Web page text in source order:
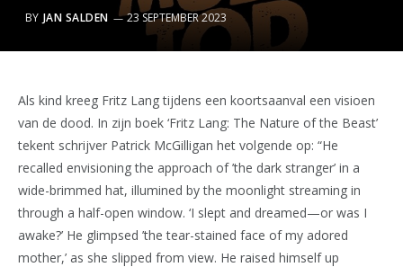
BY JAN SALDEN 23 SEPTEMBER 2023
Als kind kreeg Fritz Lang tijdens een koortsaanval een visioen
van de dood. In zijn boek ‘Fritz Lang: The Nature of the Beast’
tekent schrijver Patrick McGilligan het volgende op: “He
recalled envisioning the approach of ’the dark stranger’ in a
wide-brimmed hat, illumined by the moonlight streaming in
through a half-open window. ‘I slept and dreamed—or was I
awake?’ He glimpsed ’the tear-stained face of my adored
mother,’ as she slipped from view. He raised himself up